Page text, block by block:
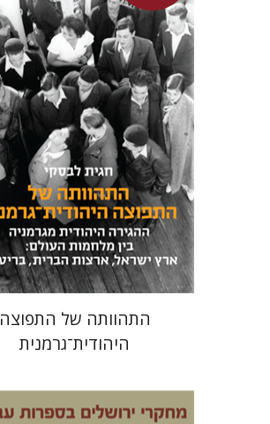
חגית לבסקי
מאירה טורצקי
מחיר השקה
$34
$24
התהוותה של התפוצה
היהודית־גרמנית